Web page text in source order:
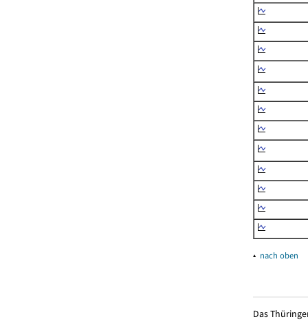
▴ nach oben
Das